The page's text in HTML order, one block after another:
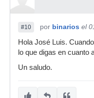
#10 por binarios el
Hola José Luis.
lo que digas en cuanto
Un saludo.